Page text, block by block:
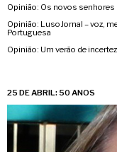
Opinião: Os novos senhores
Opinião: LusoJornal – voz,
Portuguesa
Opinião: Um verão de
25 DE ABRIL: 50 ANOS